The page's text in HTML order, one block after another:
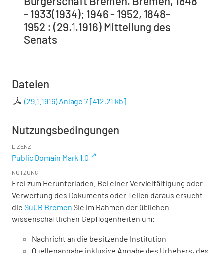
- 1933(1934); 1946 - 1952, 1848-
1952 : (29.1.1916) Mitteilung des
Senats
Dateien
(29.1.1916) Anlage 7[412,21 kb]
Nutzungsbedingungen
LIZENZ
Public Domain Mark 1.0
NUTZUNG
Frei zum Herunterladen. Bei einer Vervielfältigung oder
Verwertung des Dokuments oder Teilen daraus ersucht
die SuUB Bremen Sie im Rahmen der üblichen
wissenschaftlichen Gepflogenheiten um:
Nachricht an die besitzende Institution
Quellenangabe inklusive Angabe des Urhebers, des